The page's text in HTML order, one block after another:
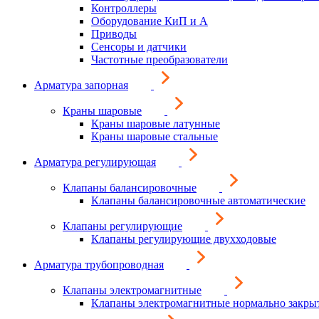
Контроллеры
Оборудование КиП и А
Приводы
Сенсоры и датчики
Частотные преобразователи
Арматура запорная
Краны шаровые
Краны шаровые латунные
Краны шаровые стальные
Арматура регулирующая
Клапаны балансировочные
Клапаны балансировочные автоматические
Клапаны регулирующие
Клапаны регулирующие двухходовые
Арматура трубопроводная
Клапаны электромагнитные
Клапаны электромагнитные нормально